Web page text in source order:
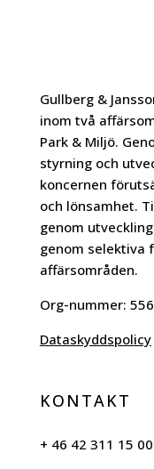
Gullberg &
inom två
Park & Miljö.
styrning och
koncernen
och lönsamhet.
genom
genom selektiva
affärsområden.
Org-nummer:
Dataskyddspolicy
KONTAKT
+ 46 42 311 15 00